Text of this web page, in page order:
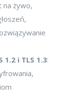
żywo,
i TLS 1.3: